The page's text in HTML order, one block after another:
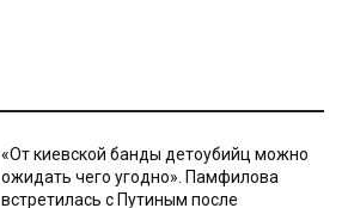
«От киевской банды детоубийц можно
ожидать чего угодно». Памфилова
встретилась с Путиным после